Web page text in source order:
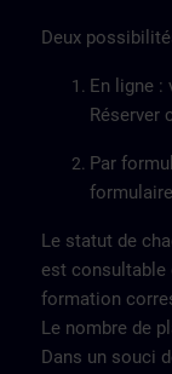
Deux
En ligne :
Réserver
Par
Le statut de
est consultable
formation
Le nombre de
Dans un souci